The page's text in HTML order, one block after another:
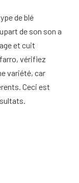
de blé
de son son a
et cuit
vérifiez
variété, car
Ceci est